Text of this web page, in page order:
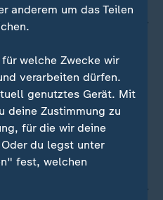
anderem um das Teilen
welche Zwecke wir
verarbeiten dürfen.
genutztes Gerät. Mit
deine Zustimmung zu
für die wir deine
du legst unter
fest, welchen